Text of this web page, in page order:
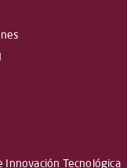
Innovación Tecnológica